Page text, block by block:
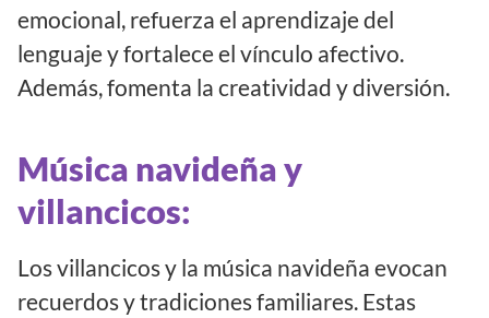
emocional, refuerza el aprendizaje del
lenguaje y fortalece el vínculo afectivo.
Además, fomenta la creatividad y diversión.
Música navideña y
villancicos:
Los villancicos y la música navideña evocan
recuerdos y tradiciones familiares. Estas